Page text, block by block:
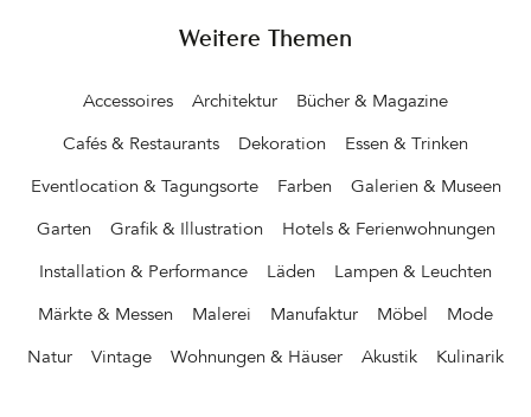
Weitere Themen
Accessoires Architektur Bücher & Magazine
Cafés & Restaurants Dekoration Essen & Trinken
Eventlocation & Tagungsorte Farben Galerien & Museen
Garten Grafik & Illustration Hotels & Ferienwohnungen
Installation & Performance Läden Lampen & Leuchten
Märkte & Messen Malerei Manufaktur Möbel Mode
Natur Vintage Wohnungen & Häuser Akustik Kulinarik